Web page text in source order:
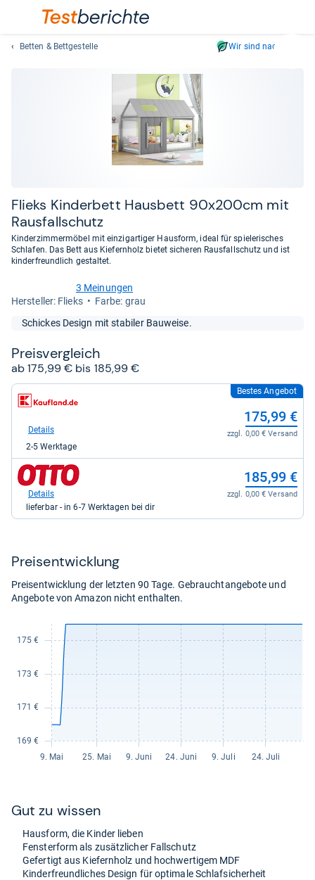
sich
Betten & Bettgestelle Wir sind nachhaltig
Flieks Kin­der­bett Haus­bett 90x200cm mit
Raus­fall­schutz
Kinderzimmermöbel mit einzigartiger Hausform, ideal für spielerisches
Schlafen. Das Bett aus Kiefernholz bietet sicheren Rausfallschutz und ist
kinderfreundlich gestaltet.
von
3 Meinungen
Her­stel­ler: Flieks
Farbe: grau
Schickes Design mit stabiler Bauweise.
Preis­ver­gleich
ab 175,99 € bis 185,99 €
zum
Shop:
Kaufland
175,99
kaufen.
Bestes Angebot
175,99 €
zzgl. 0,00 € Versand
Details
2-5 Werktage
zum
Shop:
Otto.de
185,99 €
zzgl. 0,00 € Versand
Details
lieferbar - in 6-7 Werktagen bei dir
Preis­ent­wick­lung
Preisentwicklung der letzten 90 Tage. Gebrauchtangebote und
Angebote von Amazon nicht enthalten.
Gut zu wis­sen
Haus­form, die Kin­der lie­ben
Fens­ter­form als zusätz­li­cher Fall­schutz
Gefer­tigt aus Kie­fern­holz und hoch­wer­ti­gem MDF
Kin­der­freund­li­ches Design für opti­male Schlaf­si­cher­heit